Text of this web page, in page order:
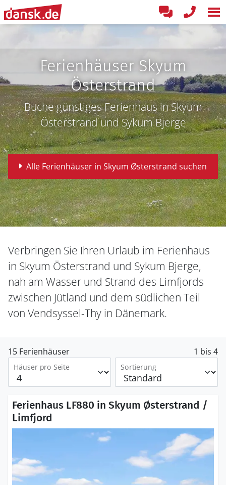
Ferienhäuser Skyum
Österstrand
Buche günstiges Ferienhaus in Skyum
Österstrand und Sykum Bjerge
Alle Ferienhäuser in Skyum Østerstrand suchen
Verbringen Sie Ihren Urlaub im Ferienhaus
in Skyum Österstrand und Sykum Bjerge,
nah am Wasser und Strand des Limfjords
zwischen Jütland und dem südlichen Teil
von Vendsyssel-Thy in Dänemark.
15 Ferienhäuser 1 bis 4
Häuser pro Seite Sortierung
Ferienhaus LF880 in Skyum Østerstrand /
Limfjord